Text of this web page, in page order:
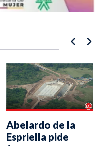
Abelardo de la
Espriella pide